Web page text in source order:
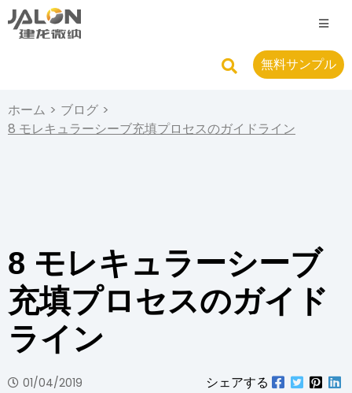
無料サンプル
ホーム > ブログ >
8 モレキュラーシーブ充填プロセスのガイドライン
8 モレキュラーシーブ
充填プロセスのガイド
ライン
01/04/2019 シェアする